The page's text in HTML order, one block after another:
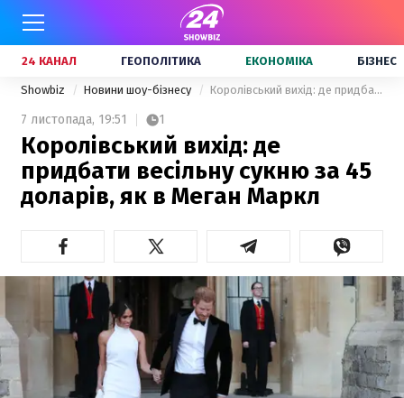
24 КАНАЛ ГЕОПОЛІТИКА ЕКОНОМІКА БІЗНЕС
Showbiz Новини шоу-бізнесу Королівський вихід: де придбати весільну сукню за 45 доларів, як в Меган Маркл
7 листопада, 19:51 1
Королівський вихід: де
придбати весільну сукню за 45
доларів, як в Меган Маркл